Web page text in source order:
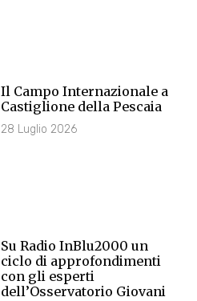
Il Campo Internazionale a
Castiglione della Pescaia
28 Luglio 2026
Su Radio InBlu2000 un
ciclo di approfondimenti
con gli esperti
dell’Osservatorio Giovani